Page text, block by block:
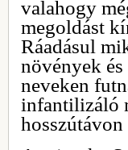
valahogy
megoldást
Ráadásul
növények
neveken
infantilizáló
hosszútávon